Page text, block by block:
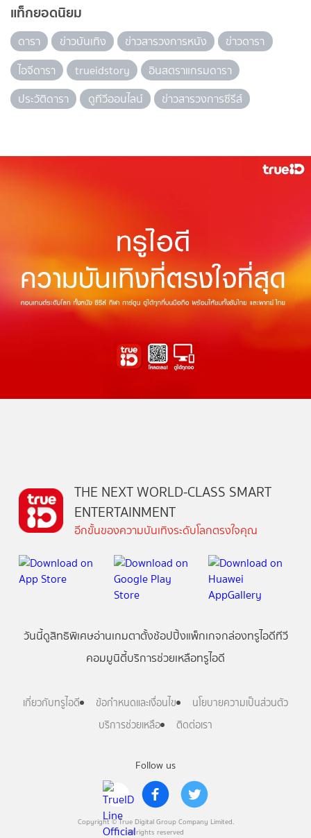
แท็กยอดนิยม
ดารา ข่าวบันเทิง ข่าวสารวงการหนัง
ข่าวดารา
ไอจีดารา
trueidstory
อินสตราแกรมดารา
ประวัติดารา
ดูทีวีออนไลน์ ข่าวสารวงการซีรีส์
Follow us
Copyright © True Digital Group Company Limited.
All rights reserved
THE NEXT WORLD-CLASS SMART
ENTERTAINMENT
อีกขั้นของความบันเทิงระดับโลกตรงใจคุณ
วันนี้ดูสิทธิพิเศษอ่านเกมตาตั้งช้อปปิ้งแพ็กเกจกล่องทรูไอดีทีวี
คอมมูนิตี้บริการช่วยเหลือทรูไอดี
เกี่ยวกับทรูไอดี ข้อกำหนดและเงื่อนไข
นโยบายความเป็นส่วนตัว
บริการช่วยเหลือ
ติดต่อเรา